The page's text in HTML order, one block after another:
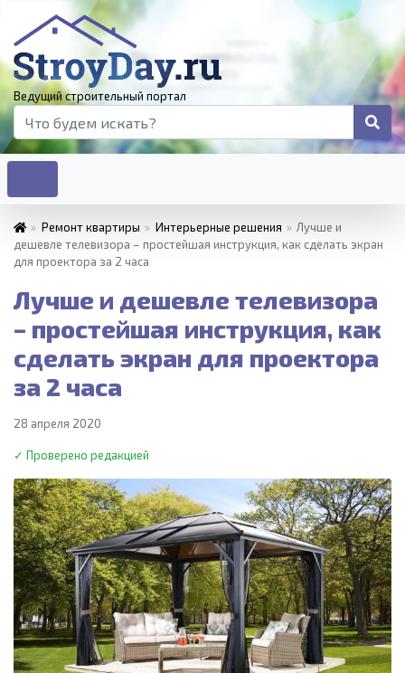
Ведущий строительный портал
» Ремонт квартиры » Интерьерные решения » Лучше и
дешевле телевизора – простейшая инструкция, как сделать экран
для проектора за 2 часа
Лучше и дешевле телевизора
– простейшая инструкция, как
сделать экран для проектора
за 2 часа
28 апреля 2020
✓ Проверено редакцией